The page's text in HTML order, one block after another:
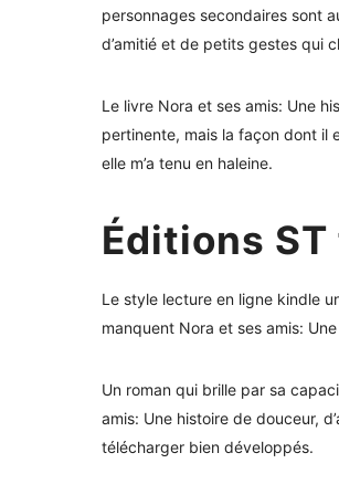
personnages secondaires sont
d’amitié et de petits gestes qui
Le livre Nora et ses amis: Une
pertinente, mais la façon dont il
elle m’a tenu en haleine.
Éditions
Le style lecture en ligne kindle
manquent Nora et ses amis:
Un roman qui brille par sa
amis: Une histoire de douceur,
télécharger bien développés.